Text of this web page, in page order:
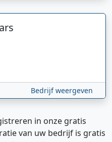
Bedrijf weergeven
in onze gratis
van uw bedrijf is gratis